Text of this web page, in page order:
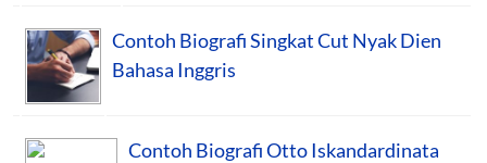
Contoh Biografi Singkat Cut Nyak Dien
Bahasa Inggris
Contoh Biografi Otto Iskandardinata